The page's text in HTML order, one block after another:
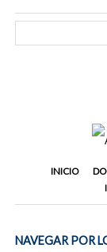
INICIO
NAVEGAR POR